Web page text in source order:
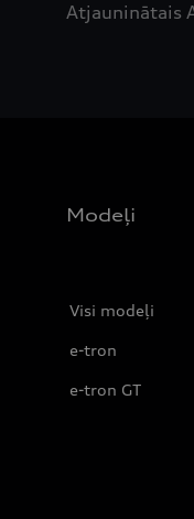
Atjauninātais
Modeļi
Visi modeļi
e-tron
e-tron GT